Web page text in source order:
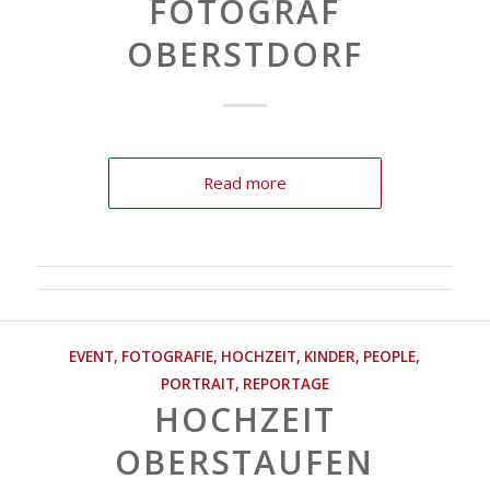
FOTOGRAF
OBERSTDORF
Read more
EVENT, FOTOGRAFIE, HOCHZEIT, KINDER, PEOPLE,
PORTRAIT, REPORTAGE
HOCHZEIT
OBERSTAUFEN